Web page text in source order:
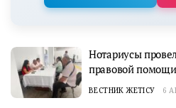
Нотариусы
правовой
ВЕСТНИК ЖЕТІСУ 6